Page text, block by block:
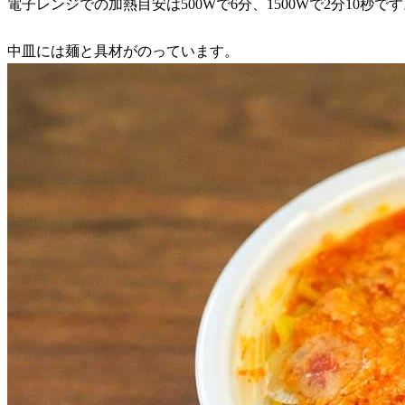
電子レンジでの加熱目安は500Wで6分、1500Wで2分10秒で
中皿には麺と具材がのっています。